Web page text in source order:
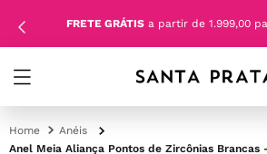
FRETE GRÁTIS a partir de 1.999,00
Anéis
Anel Meia Aliança Pontos de Zircônias Brancas